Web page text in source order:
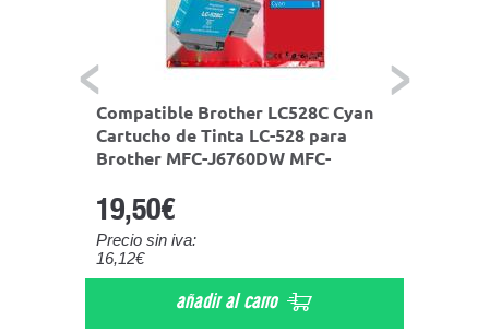
Compatible Brother LC528C Cyan
Cartucho de Tinta LC-528 para
Brother MFC-J6760DW MFC-
J6977DW
19,50€
Precio sin iva:
16,12€
añadir al carro